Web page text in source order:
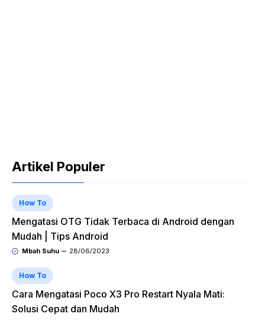
Artikel Populer
How To
Mengatasi OTG Tidak Terbaca di Android dengan
Mudah | Tips Android
Mbah Suhu 28/06/2023
How To
Cara Mengatasi Poco X3 Pro Restart Nyala Mati:
Solusi Cepat dan Mudah